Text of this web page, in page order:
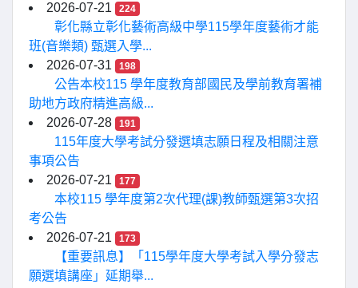
2026-07-21
224
彰化縣立彰化藝術高級中學115學年度藝術才能
班(音樂類) 甄選入學...
2026-07-31
198
公告本校115 學年度教育部國民及學前教育署補
助地方政府精進高級...
2026-07-28
191
115年度大學考試分發選填志願日程及相關注意
事項公告
2026-07-21
177
本校115 學年度第2次代理(課)教師甄選第3次招
考公告
2026-07-21
173
【重要訊息】「115學年度大學考試入學分發志
願選填講座」延期舉...